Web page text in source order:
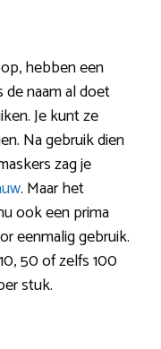
hebben een
de naam al doet
Je kunt ze
Na gebruik dien
zag je
. Maar het
ook een prima
eenmalig gebruik.
50 of zelfs 100
stuk.